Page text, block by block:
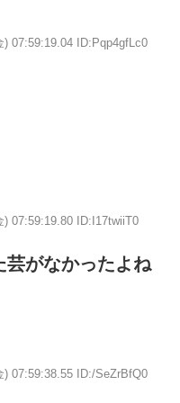
) 07:59:19.04 ID:Pqp4gfLc0
) 07:59:19.80 ID:I17twiiT0
芸がなかったよね
) 07:59:38.55 ID:/SeZrBfQ0